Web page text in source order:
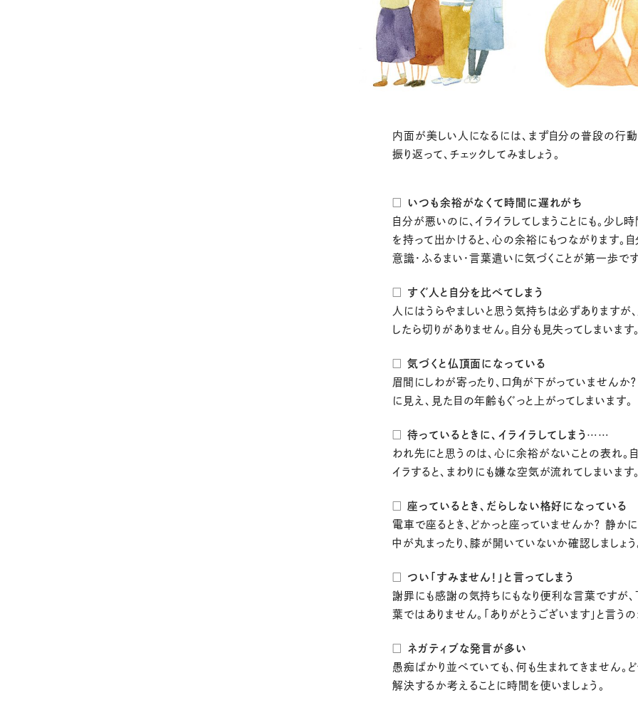
内面が美しい人になるには、まず自分の普段の行
振り返って、チェックしてみましょう。
□ いつも余裕がなくて時間に遅れがち
自分が悪いのに、イライラしてしまうことにも。少し
を持って出かけると、心の余裕にもつながります。
意識・ふるまい・言葉遣いに気づくことが第一歩です
□ すぐ人と自分を比べてしまう
人にはうらやましいと思う気持ちは必ずありますが
したら切りがありません。自分も見失ってしまいます
□ 気づくと仏頂面になっている
眉間にしわが寄ったり、口角が下がっていませんか
に見え、見た目の年齢もぐっと上がってしまいます。
□ 待っているときに、イライラしてしまう……
われ先にと思うのは、心に余裕がないことの表れ。
イラすると、まわりにも嫌な空気が流れてしまいます
□ 座っているとき、だらしない格好になっている
電車で座るとき、どかっと座っていませんか？ 静か
中が丸まったり、膝が開いていないか確認しましょう
□ つい「すみません！」と言ってしまう
謝罪にも感謝の気持ちにもなり便利な言葉ですが
葉ではありません。「ありがとうございます」と言う
□ ネガティブな発言が多い
愚痴ばかり並べていても、何も生まれてきません。
解決するか考えることに時間を使いましょう。